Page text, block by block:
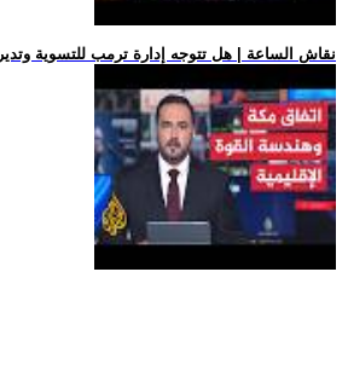
.. نقاش الساعة | هل تتوجه إدارة ترمب للتسوية